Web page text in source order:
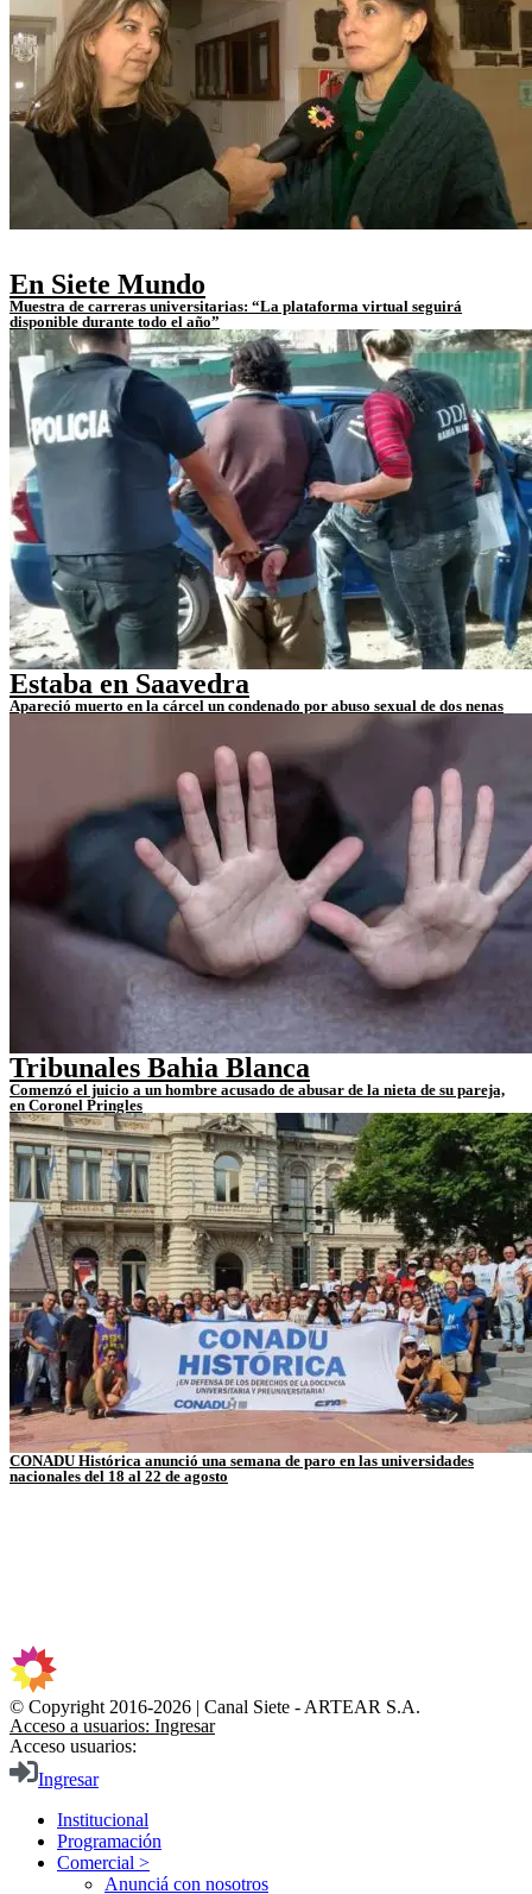
En Siete Mundo
Muestra de carreras universitarias: “La plataforma virtual seguirá
disponible durante todo el año”
Estaba en Saavedra
Apareció muerto en la cárcel un condenado por abuso sexual de dos nenas
Tribunales Bahia Blanca
Comenzó el juicio a un hombre acusado de abusar de la nieta de su pareja,
en Coronel Pringles
CONADU Histórica anunció una semana de paro en las universidades
nacionales del 18 al 22 de agosto
© Copyright 2016-2026 | Canal Siete - ARTEAR S.A.
Acceso a usuarios: Ingresar
Acceso usuarios:
Ingresar
Institucional
Programación
Comercial >
Anunciá con nosotros